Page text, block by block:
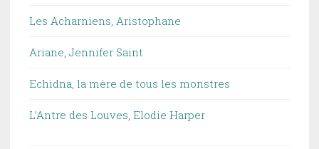
Les Acharniens, Aristophane
Ariane, Jennifer Saint
Echidna, la mère de tous les monstres
L’Antre des Louves, Elodie Harper